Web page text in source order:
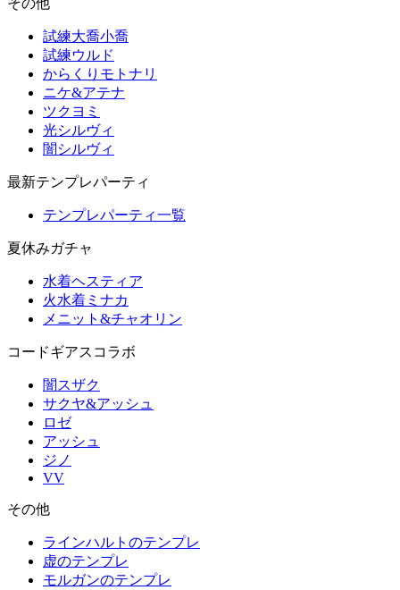
その他
試練大喬小喬
試練ウルド
からくりモトナリ
ニケ&アテナ
ツクヨミ
光シルヴィ
闇シルヴィ
最新テンプレパーティ
テンプレパーティ一覧
夏休みガチャ
水着ヘスティア
火水着ミナカ
メニット&チャオリン
コードギアスコラボ
闇スザク
サクヤ&アッシュ
ロゼ
アッシュ
ジノ
VV
その他
ラインハルトのテンプレ
虚のテンプレ
モルガンのテンプレ